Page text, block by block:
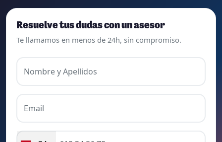
Resuelve tus dudas con un asesor
Te llamamos en menos de 24h, sin compromiso.
Nombre y Apellidos
Email